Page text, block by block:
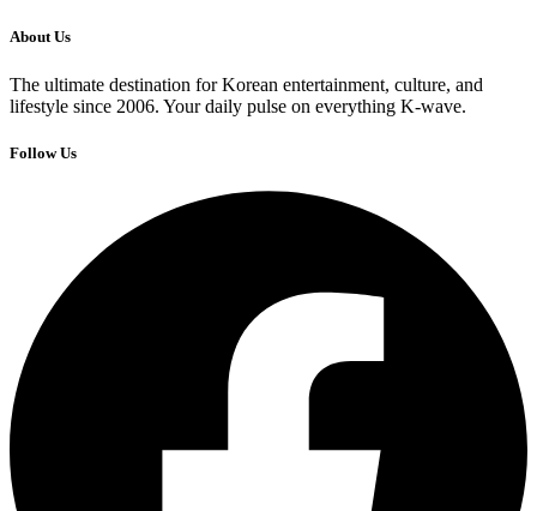
About Us
The ultimate destination for Korean entertainment, culture, and
lifestyle since 2006. Your daily pulse on everything K-wave.
Follow Us